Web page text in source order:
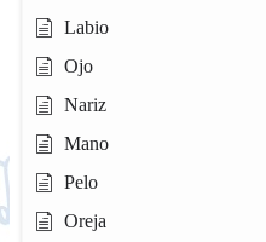
Labio
Ojo
Nariz
Mano
Pelo
Oreja